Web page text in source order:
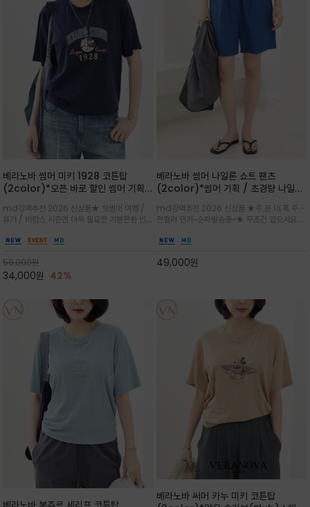
베라노바 썸머 미키 1928 코튼탑
(2color)*오픈 바로 할인 썸머 기획
★ 한정수량 제작 ★ 오가닉 코튼으로
빈티지 프린트로 여름 하의와 모두 잘어
울리는 그래픽
md강력추천 2026 신상품★ 핫썸머 여행 /
휴가 / 바캉스 시즌엔 더욱 필요한 기분전환 빈티
키 컬러 위에 빈티지한 크랙 효과의 레트로 감성
완성
59,000원
34,000원 42%
베라노바 썸머 나일론 쇼트 팬츠
(2color)*썸머 기획 / 초경량 나일론
가벼운 아이템 / 여행 / 일상 / 운동 모
두 가능한 아이템
md강력추천 2026 신상품 ★주.문.대.폭.주 -
전컬러 인기~순차발송중~★ 무조건 입으세요~~
입니다^^가볍고 드라이한 터치감의 나일론 소
룩, 모임룩, 데일리룩까지 다양하게
49,000원
베라노바 써머 카누 미키 코튼탑